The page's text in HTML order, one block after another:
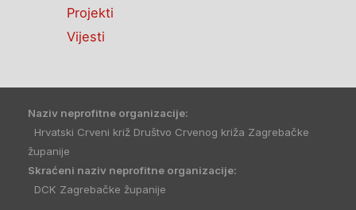
Projekti
Vijesti
Naziv neprofitne organizacije:
Hrvatski Crveni križ Društvo Crvenog križa Zagrebačke
županije
Skraćeni naziv neprofitne organizacije:
DCK Zagrebačke županije